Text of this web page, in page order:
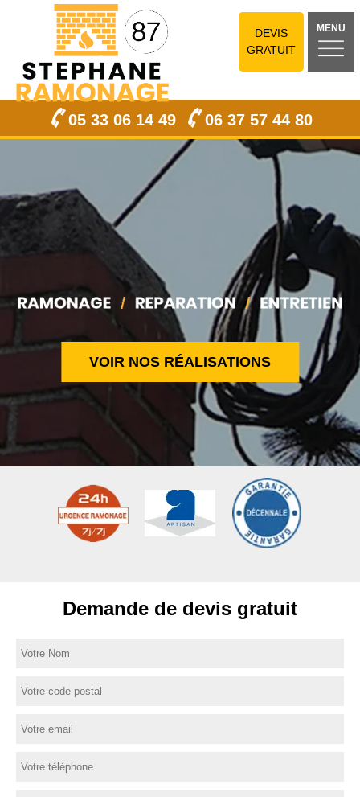
DEVIS
GRATUIT
MENU
05 33 06 14 49 06 37 57 44 80
VOIR NOS RÉALISATIONS
Demande de devis gratuit